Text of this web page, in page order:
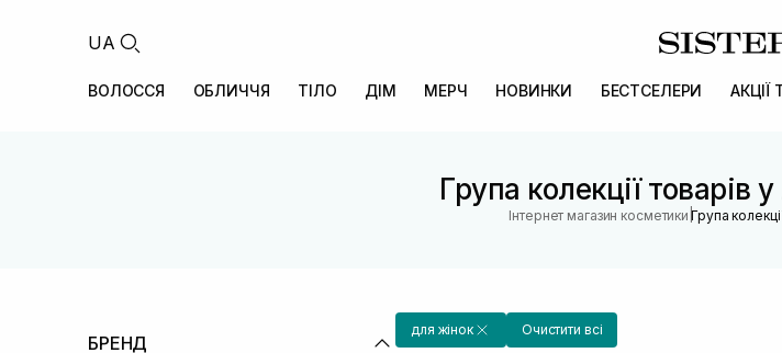
UA
ВОЛОССЯ ОБЛИЧЧЯ ТІЛО ДІМ МЕРЧ НОВИНКИ БЕСТСЕЛЕРИ
Група колекції товарів
Інтернет магазин косметики |Група
БРЕНД
для жінок Очистити всі